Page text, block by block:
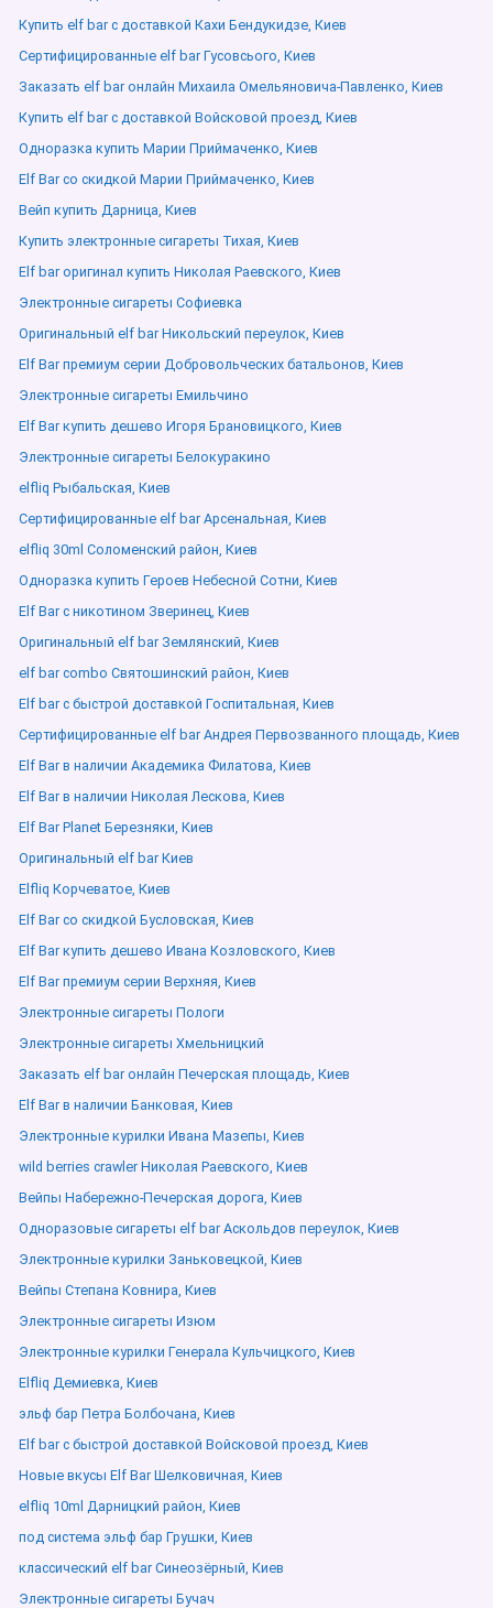
Купить elf bar с доставкой Кахи Бендукидзе, Киев
Сертифицированные elf bar Гусовсього, Киев
Заказать elf bar онлайн Михаила Омельяновича-Павленко, Киев
Купить elf bar с доставкой Войсковой проезд, Киев
Одноразка купить Марии Приймаченко, Киев
Elf Bar со скидкой Марии Приймаченко, Киев
Вейп купить Дарница, Киев
Купить электронные сигареты Тихая, Киев
Elf bar оригинал купить Николая Раевского, Киев
Электронные сигареты Софиевка
Оригинальный elf bar Никольский переулок, Киев
Elf Bar премиум серии Добровольческих батальонов, Киев
Электронные сигареты Емильчино
Elf Bar купить дешево Игоря Брановицкого, Киев
Электронные сигареты Белокуракино
elfliq Рыбальская, Киев
Сертифицированные elf bar Арсенальная, Киев
elfliq 30ml Соломенский район, Киев
Одноразка купить Героев Небесной Сотни, Киев
Elf Bar с никотином Зверинец, Киев
Оригинальный elf bar Землянский, Киев
elf bar combo Святошинский район, Киев
Elf bar с быстрой доставкой Госпитальная, Киев
Сертифицированные elf bar Андрея Первозванного площадь, Киев
Elf Bar в наличии Академика Филатова, Киев
Elf Bar в наличии Николая Лескова, Киев
Elf Bar Planet Березняки, Киев
Оригинальный elf bar Киев
Elfliq Корчеватое, Киев
Elf Bar со скидкой Бусловская, Киев
Elf Bar купить дешево Ивана Козловского, Киев
Elf Bar премиум серии Верхняя, Киев
Электронные сигареты Пологи
Электронные сигареты Хмельницкий
Заказать elf bar онлайн Печерская площадь, Киев
Elf Bar в наличии Банковая, Киев
Электронные курилки Ивана Мазепы, Киев
wild berries crawler Николая Раевского, Киев
Вейпы Набережно-Печерская дорога, Киев
Одноразовые сигареты elf bar Аскольдов переулок, Киев
Электронные курилки Заньковецкой, Киев
Вейпы Степана Ковнира, Киев
Электронные сигареты Изюм
Электронные курилки Генерала Кульчицкого, Киев
Elfliq Демиевка, Киев
эльф бар Петра Болбочана, Киев
Elf bar с быстрой доставкой Войсковой проезд, Киев
Новые вкусы Elf Bar Шелковичная, Киев
elfliq 10ml Дарницкий район, Киев
под система эльф бар Грушки, Киев
классический elf bar Синеозёрный, Киев
Электронные сигареты Бучач